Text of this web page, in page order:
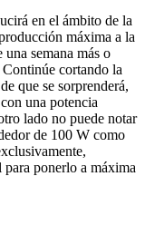
en el ámbito de la
máxima a la
semana más o
cortando la
que se sorprenderá,
una potencia
lado no puede notar
de 100 W como
para ponerlo a máxima